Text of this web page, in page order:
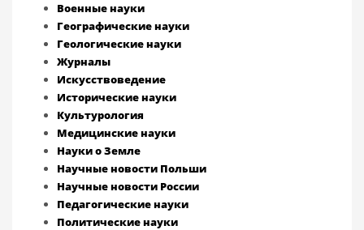
Военные науки
Географические науки
Геологические науки
Журналы
Искусствоведение
Исторические науки
Культурология
Медицинские науки
Науки о Земле
Научные новости Польши
Научные новости России
Педагогические науки
Политические науки